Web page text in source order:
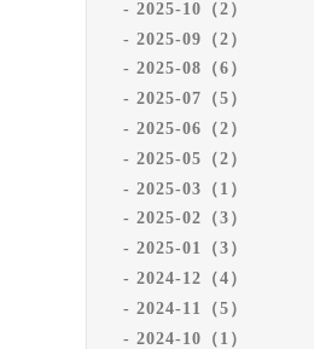
2025-10（2）
2025-09（2）
2025-08（6）
2025-07（5）
2025-06（2）
2025-05（2）
2025-03（1）
2025-02（3）
2025-01（3）
2024-12（4）
2024-11（5）
2024-10（1）